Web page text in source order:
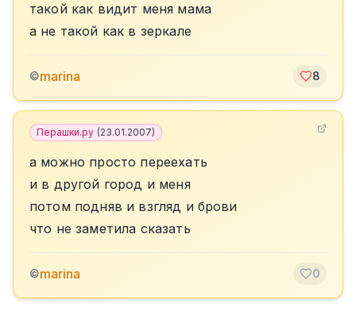
такой как видит меня мама
а не такой как в зеркале
©marina 8
Перашки.ру (23.01.2007)
а можно просто переехать
и в другой город и меня
потом подняв и взгляд и брови
что не заметила сказать
©marina 0